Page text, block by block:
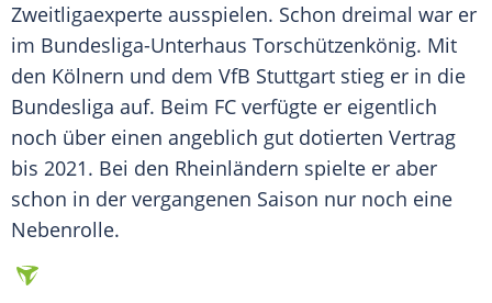
Zweitligaexperte ausspielen. Schon dreimal war er
im Bundesliga-Unterhaus Torschützenkönig. Mit
den Kölnern und dem VfB Stuttgart stieg er in die
Bundesliga auf. Beim FC verfügte er eigentlich
noch über einen angeblich gut dotierten Vertrag
bis 2021. Bei den Rheinländern spielte er aber
schon in der vergangenen Saison nur noch eine
Nebenrolle.